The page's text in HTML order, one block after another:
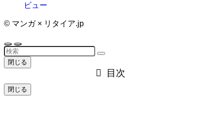
ビュー
© マンガ × リタイア.jp
閉じる
目次
閉じる